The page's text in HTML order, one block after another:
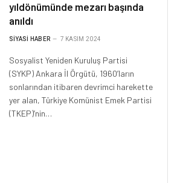
yıldönümünde mezarı başında
anıldı
SIYASI HABER 7 KASIM 2024
Sosyalist Yeniden Kuruluş Partisi
(SYKP) Ankara İl Örgütü, 1960’ların
sonlarından itibaren devrimci harekette
yer alan, Türkiye Komünist Emek Partisi
(TKEP)’nin…